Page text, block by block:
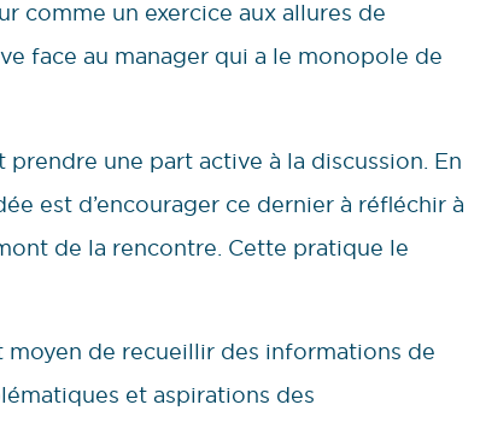
comme un exercice aux allures de
face au manager qui a le monopole de
une part active à la discussion. En
est d’encourager ce dernier à réfléchir à
de la rencontre. Cette pratique le
moyen de recueillir des informations de
et aspirations des